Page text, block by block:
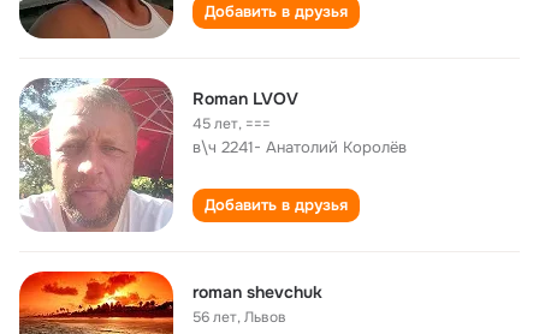
Добавить в друзья
Roman LVOV
45 лет, ===
в\ч 2241- Анатолий Королёв
Добавить в друзья
roman shevchuk
56 лет,Львов